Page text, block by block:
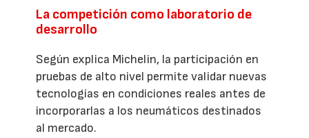
La competición como laboratorio de
desarrollo
Según explica Michelin, la participación en
pruebas de alto nivel permite validar nuevas
tecnologías en condiciones reales antes de
incorporarlas a los neumáticos destinados
al mercado.